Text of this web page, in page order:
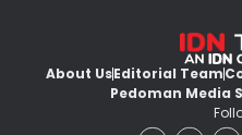
About UsEditorial Team
Pedoman Media